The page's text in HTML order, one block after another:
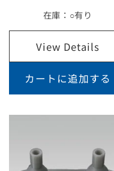
在庫： ○有り
View Details
カートに追加する